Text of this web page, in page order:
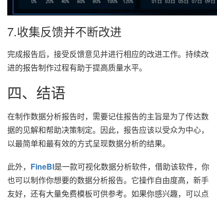
7.收集反馈并不断改进
完成报告后，接受反馈意见并进行相应的改进工作。持续改
进的报告制作过程有助于提高质量水平。
四、结语
在制作数据分析报告时，需要记住报告的主旨是为了传达数
据的见解和帮助决策制定。因此，报告应该以受众为中心，
以最简单和最有效的方式呈现数据分析的结果。
此外， FineBI是一款可视化数据分析软件，借助该软件，你
也可以制作你想要的数据分析报告。它操作自由度高，新手
友好，还有大量免费模板可供参考。如果你感兴趣，可以点